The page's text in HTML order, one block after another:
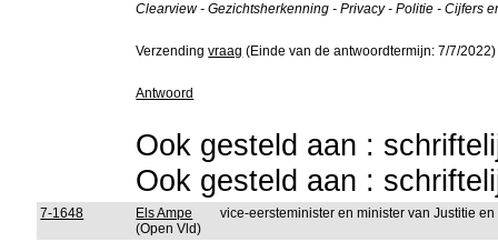
Clearview - Gezichtsherkenning - Privacy - Politie - Cijfers
Verzendingvraag (Einde van de antwoordtermijn: 7/7/2022)
Antwoord
Ook gesteld aan :
Ook gesteld aan :
7-1648
Els Ampe
(Open Vld)
vice-eersteminister en minister van Justitie